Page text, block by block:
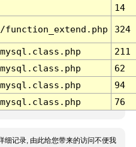
14
324
211
62
94
76
细记录, 由此给您带来的访问不便我